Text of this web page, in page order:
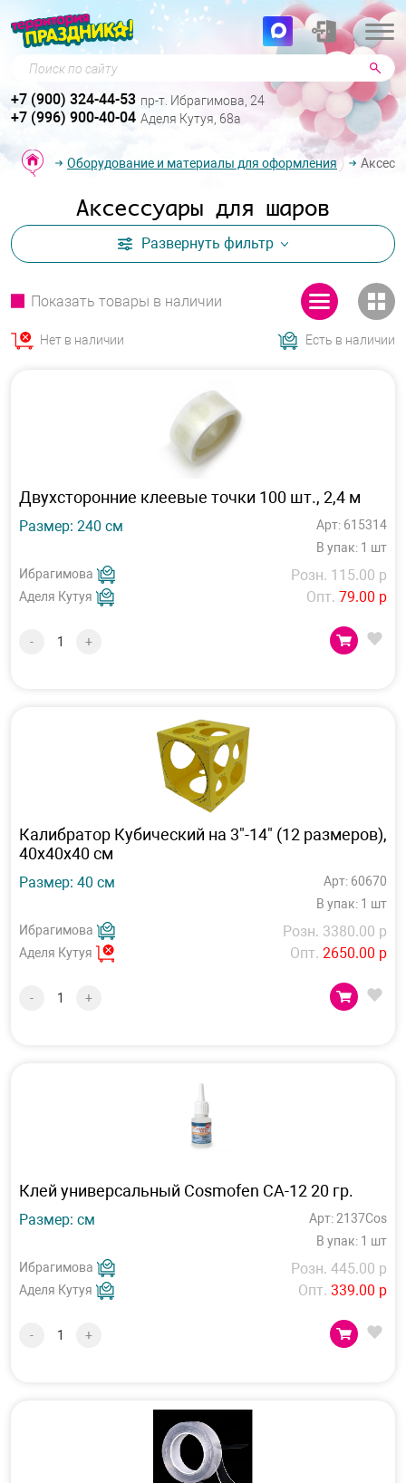
Поиск по сайту
+7 (900) 324-44-53 пр-т. Ибрагимова, 24
+7 (996) 900-40-04 Аделя Кутуя, 68а
Оборудование и материалы для оформления
Аксессуары для шаров
Развернуть фильтр
Показать товары в наличии
Нет в наличии Есть в наличии
Двухсторонние клеевые точки 100 шт., 2,4 м
Размер: 240 см
Арт: 615314
В упак: 1 шт
Ибрагимова
Аделя Кутуя
Розн. 115.00 р
Опт. 79.00 р
- +
Калибратор Кубический на 3"-14" (12 размеров),
40х40х40 см
Размер: 40 см
Арт: 60670
В упак: 1 шт
Ибрагимова
Аделя Кутуя
Розн. 3380.00 р
Опт. 2650.00 р
- +
Клей универсальный Cosmofen CA-12 20 гр.
Размер: см
Арт: 2137Cos
В упак: 1 шт
Ибрагимова
Аделя Кутуя
Розн. 445.00 р
Опт. 339.00 р
- +